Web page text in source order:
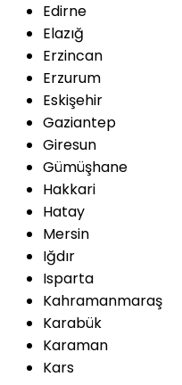
Edirne
Elazığ
Erzincan
Erzurum
Eskişehir
Gaziantep
Giresun
Gümüşhane
Hakkari
Hatay
Mersin
Iğdır
Isparta
Kahramanmaraş
Karabük
Karaman
Kars